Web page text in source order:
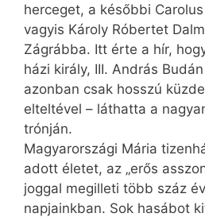
herceget, a későbbi
vagyis Károly Róbertet
Zágrábba. Itt érte a hír,
házi király, III. András
azonban csak hosszú
elteltével – láthatta a
trónján.
Magyarországi Mária
adott életet, az „erős
joggal megilleti több száz
napjainkban. Sok hasábot